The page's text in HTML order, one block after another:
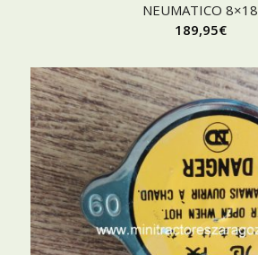
NEUMATICO 8×18
189,95€